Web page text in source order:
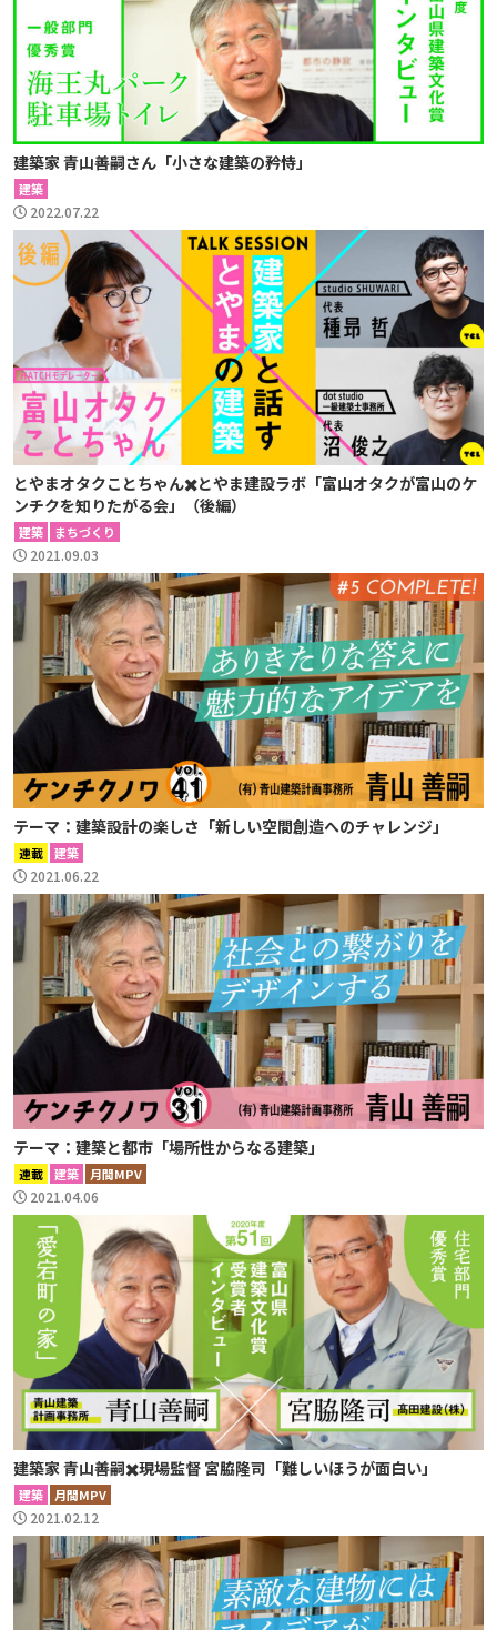
建築家 青山善嗣さん「小さな建築の矜恃」
建築
2022.07.22
とやまオタクことちゃん✖️とやま建設ラボ「富山オタクが富山のケ
ンチクを知りたがる会」（後編）
建築 まちづくり
2021.09.03
テーマ：建築設計の楽しさ「新しい空間創造へのチャレンジ」
連載 建築
2021.06.22
テーマ：建築と都市「場所性からなる建築」
連載 建築 月間MPV
2021.04.06
建築家 青山善嗣✖️現場監督 宮脇隆司「難しいほうが面白い」
建築 月間MPV
2021.02.12